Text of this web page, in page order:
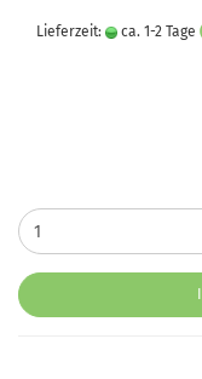
Lieferzeit: ca. 1-2 Tage